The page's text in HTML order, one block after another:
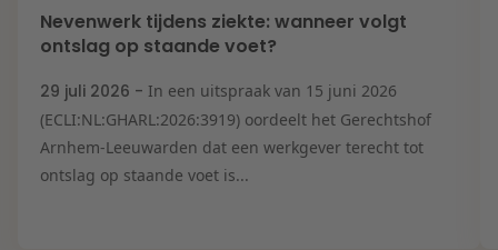
Nevenwerk tijdens ziekte: wanneer volgt
ontslag op staande voet?
29 juli 2026 - In een uitspraak van 15 juni 2026
(ECLI:NL:GHARL:2026:3919) oordeelt het Gerechtshof
Arnhem-Leeuwarden dat een werkgever terecht tot
ontslag op staande voet is...